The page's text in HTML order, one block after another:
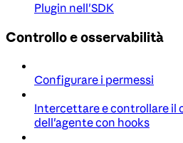
Plugin nell'SDK
Controllo e osservabilità
Configurare i permessi
Intercettare e controllare il
dell'agente con hooks